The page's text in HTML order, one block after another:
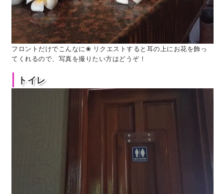
フロントだけでこんなに❀ リクエストすると耳の上にお花を飾っ
てくれるので、写真を撮りたい方はどうぞ！
トイレ